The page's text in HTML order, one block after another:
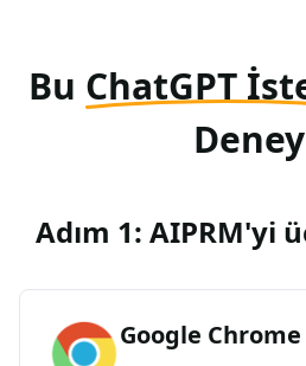
Bu ChatGPT
Adım 1: AIPRM'yi
Google